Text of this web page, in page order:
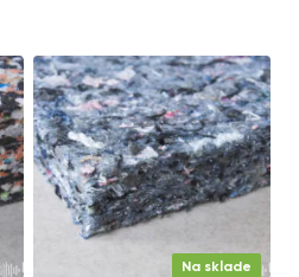
Na sklade